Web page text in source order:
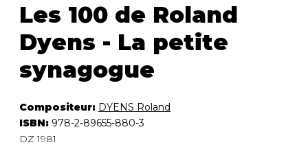
Les 100 de Roland
Dyens - La petite
synagogue
Compositeur: DYENS Roland
ISBN: 978-2-89655-880-3
DZ 1981